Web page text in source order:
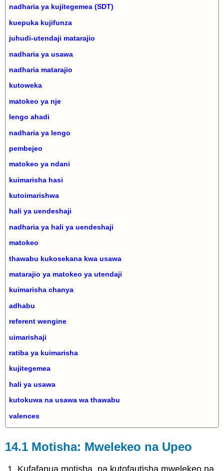
nadharia ya kujitegemea (SDT)
kuepuka kujifunza
juhudi-utendaji matarajio
nadharia ya usawa
nadharia matarajio
kutoweka
matokeo ya nje
lengo ahadi
nadharia ya lengo
pembejeo
matokeo ya ndani
kuimarisha hasi
kutoimarishwa
hali ya uendeshaji
nadharia ya hali ya uendeshaji
matokeo
thawabu kukosekana kwa usawa
matarajio ya matokeo ya utendaji
kuimarisha chanya
adhabu
referent wengine
uimarishaji
ratiba ya kuimarisha
kujitegemea
hali ya usawa
kutokuwa na usawa wa thawabu
valences
14.1 Motisha: Mwelekeo na Upeo
Kufafanua motisha, na kutofautisha mwelekeo na